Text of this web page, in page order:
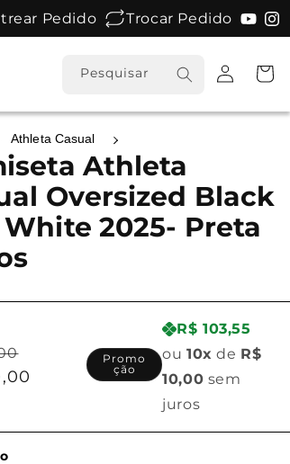
Pedido Trocar Pedido
Pesquisar
login
Athleta Casual
Athleta
Oversized Black
2025- Preta
promocional
Promo
ção
ou 10x de R$
10,00 sem
juros
R$ 103,55